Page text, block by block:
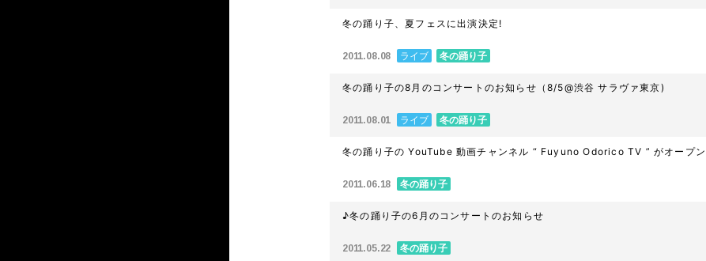
冬の踊り子、夏フェスに出演決定!
2011.08.08 ライブ 冬の踊り子
冬の踊り子の8月のコンサートのお知らせ（8/5@渋谷 サラヴァ東京)
2011.08.01 ライブ 冬の踊り子
冬の踊り子の YouTube 動画チャンネル “ Fuyuno Odorico TV ” がオープ
2011.06.18 冬の踊り子
♪冬の踊り子の6月のコンサートのお知らせ
2011.05.22 冬の踊り子